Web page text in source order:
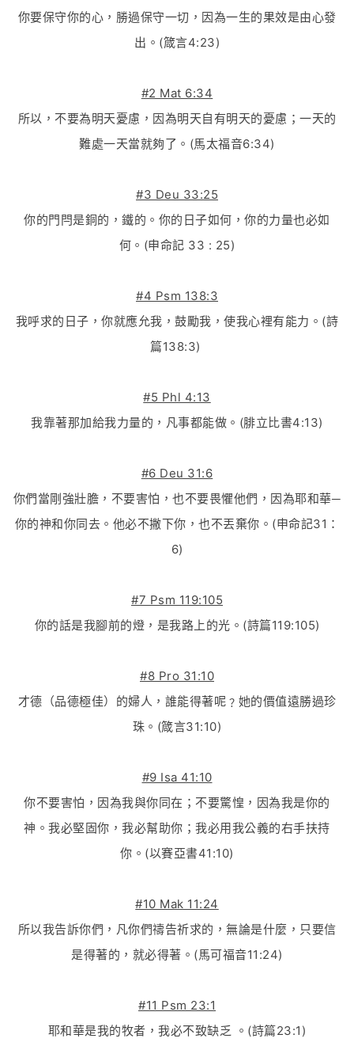
你要保守你的心，勝過保守一切，因為一生的果效是由心發
出。(箴言4:23)
#2 Mat 6:34
所以，不要為明天憂慮，因為明天自有明天的憂慮；一天的
難處一天當就夠了。(馬太福音6:34)
#3 Deu 33:25
你的門閂是銅的，鐵的。你的日子如何，你的力量也必如
何。(申命記 33 : 25)
#4 Psm 138:3
我呼求的日子，你就應允我，鼓勵我，使我心裡有能力。(詩
篇138:3)
#5 Phl 4:13
我靠著那加給我力量的，凡事都能做。(腓立比書4:13)
#6 Deu 31:6
你們當剛強壯膽，不要害怕，也不要畏懼他們，因為耶和華─
你的神和你同去。他必不撇下你，也不丟棄你。(申命記31：
6)
#7 Psm 119:105
你的話是我腳前的燈，是我路上的光。(詩篇119:105)
#8 Pro 31:10
才德（品德極佳）的婦人，誰能得著呢﹖她的價值遠勝過珍
珠。(箴言31:10)
#9 Isa 41:10
你不要害怕，因為我與你同在；不要驚惶，因為我是你的
神。我必堅固你，我必幫助你；我必用我公義的右手扶持
你。(以賽亞書41:10)
#10 Mak 11:24
所以我告訴你們，凡你們禱告祈求的，無論是什麼，只要信
是得著的，就必得著。(馬可福音11:24)
#11 Psm 23:1
耶和華是我的牧者，我必不致缺乏 。(詩篇23:1)